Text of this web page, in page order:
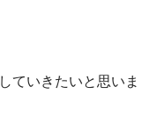
ていきたいと思いま